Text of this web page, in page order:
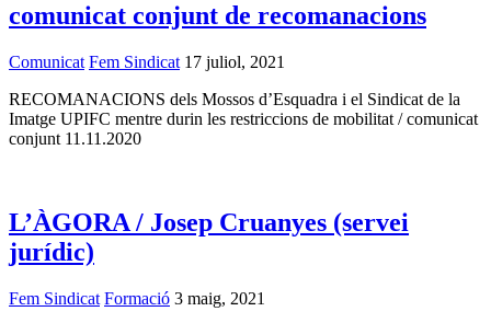
comunicat conjunt de recomanacions
Comunicat Fem Sindicat 17 juliol, 2021
RECOMANACIONS dels Mossos d’Esquadra i el Sindicat de la
Imatge UPIFC mentre durin les restriccions de mobilitat / comunicat
conjunt 11.11.2020
L’ÀGORA / Josep Cruanyes (servei
jurídic)
Fem Sindicat Formació 3 maig, 2021